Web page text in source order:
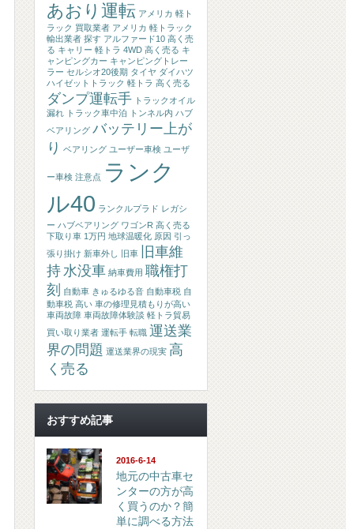
あおり運転 アメリカ 軽ト
ラック 買取業者 アメリカ 軽トラック
輸出業者 探す アルファード10 高く売
る キャリー 軽トラ 4WD 高く売る キ
ャンピングカー キャンピングトレー
ラー セルシオ20後期 タイヤ ダイハツ
ハイゼットトラック 軽トラ 高く売る
ダンプ運転手
トラックオイル
漏れ
トラック車中泊 トンネル内 ハブ
ベアリング バッテリー上が
り ベアリング ユーザー車検 ユーザ
ー車検 注意点 ランク
ル40 ランクルプラド レガシ
ー ハブベアリング ワゴンR 高く売る
下取り車 1万円 地球温暖化 原因 引っ
張り掛け 新車外し 旧車
旧車維
持水没車 納車費用 職権打
刻
自動車 きゅるゆる音 自動車税 自
動車税 高い 車の修理見積もりが高い
車両故障 車両故障体験談 軽トラ貿易
買い取り業者 運転手 転職 運送業
界の問題 運送業界の現実 高
く売る
おすすめ記事
2016-6-14
地元の中古車セ
ンターの方が高
く買うのか？簡
単に調べる方法